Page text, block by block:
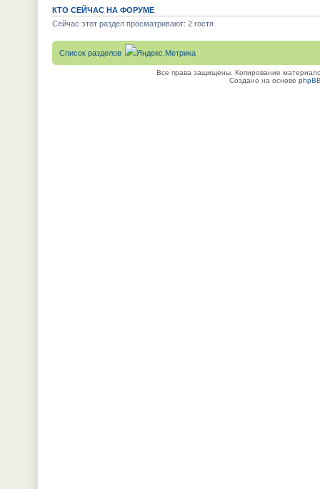
КТО СЕЙЧАС НА ФОРУМЕ
Сейчас этот раздел просматривают: 2 гостя
Список разделов
Все права защищены. Копирование
Создано на основе